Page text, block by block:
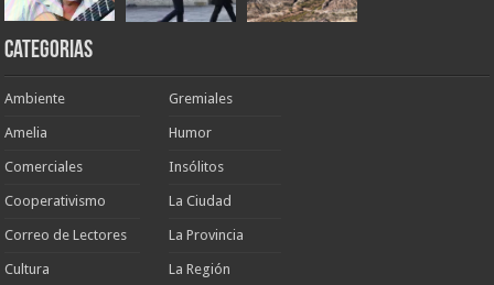
Categorias
Ambiente
Amelia
Comerciales
Cooperativismo
Correo de Lectores
Cultura
Gremiales
Humor
Insólitos
La Ciudad
La Provincia
La Región